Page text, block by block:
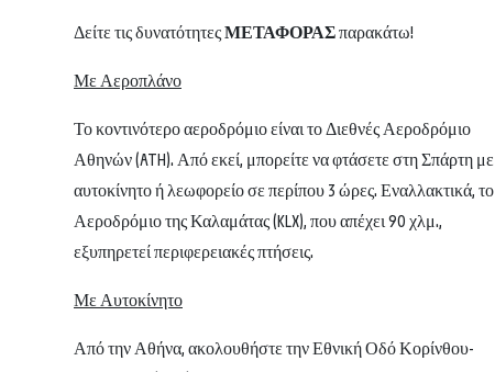
Δείτε τις δυνατότητεςΜΕΤΑΦΟΡΑΣπαρακάτω!
Με Αεροπλάνο
Το κοντινότερο αεροδρόμιο είναι το Διεθνές Αεροδρόμιο
Αθηνών (ATH). Από εκεί, μπορείτε να φτάσετε στη Σπάρτη με
αυτοκίνητο ή λεωφορείο σε περίπου 3 ώρες. Εναλλακτικά, το
Αεροδρόμιο της Καλαμάτας (KLX), που απέχει 90 χλμ.,
εξυπηρετεί περιφερειακές πτήσεις.
Με Αυτοκίνητο
Από την Αθήνα, ακολουθήστε την Εθνική Οδό Κορίνθου-